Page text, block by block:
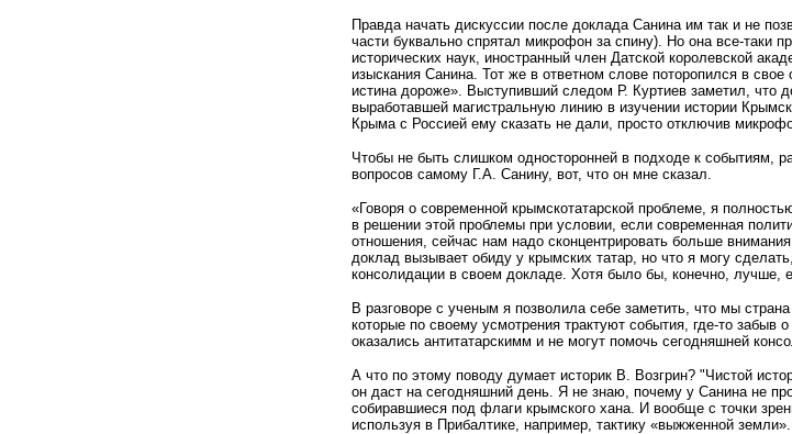
Правда начать дискуссии после доклада Санина им так и не
части буквально спрятал микрофон за спину). Но она все-таки
исторических наук, иностранный член Датской королевской
изыскания Санина. Тот же в ответном слове поторопился в
истина дороже». Выступивший следом Р. Куртиев заметил, что
выработавшей магистральную линию в изучении истории
Крыма с Россией ему сказать не дали, просто отключив
Чтобы не быть слишком односторонней в подходе к событиям,
вопросов самому Г.А. Санину, вот, что он мне сказал.
«Говоря о современной крымскотатарской проблеме, я
в решении этой проблемы при условии, если современная
отношения, сейчас нам надо сконцентрировать больше
доклад вызывает обиду у крымских татар, но что я могу
консолидации в своем докладе. Хотя было бы, конечно, лучше,
В разговоре с ученым я позволила себе заметить, что мы
которые по своему усмотрения трактуют события, где-то забыв
оказались антитатарскимм и не могут помочь сегодняшней
А что по этому поводу думает историк В. Возгрин? "Чистой
он даст на сегодняшний день. Я не знаю, почему у Санина не
собиравшиеся под флаги крымского хана. И вообще с точки
используя в Прибалтике, например, тактику «выжженной земли».